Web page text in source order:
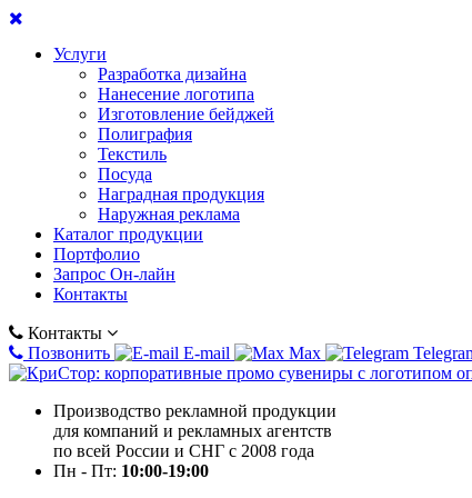
Услуги
Разработка дизайна
Нанесение логотипа
Изготовление бейджей
Полиграфия
Текстиль
Посуда
Наградная продукция
Наружная реклама
Каталог продукции
Портфолио
Запрос Он-лайн
Контакты
Контакты
Позвонить
E-mail Max
Производство рекламной продукции
для компаний и рекламных агентств
по всей России и СНГ с 2008 года
Пн - Пт: 10:00-19:00